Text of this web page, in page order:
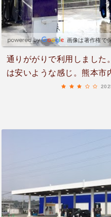
画像は著作権で
通りががりで利用しました
は安いような感じ。熊本市